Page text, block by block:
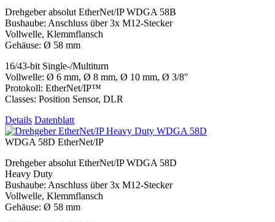
Drehgeber absolut EtherNet/IP WDGA 58B
Bushaube: Anschluss über 3x M12-Stecker
Vollwelle, Klemmflansch
Gehäuse: Ø 58 mm
16/43-bit Single-/Multiturn
Vollwelle: Ø 6 mm, Ø 8 mm, Ø 10 mm, Ø 3/8"
Protokoll: EtherNet/IP™
Classes: Position Sensor, DLR
Details Datenblatt
WDGA 58D EtherNet/IP
Drehgeber absolut EtherNet/IP WDGA 58D
Heavy Duty
Bushaube: Anschluss über 3x M12-Stecker
Vollwelle, Klemmflansch
Gehäuse: Ø 58 mm